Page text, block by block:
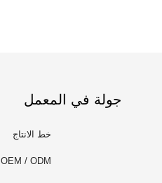
جولة في المعمل
خط الانتاج
OEM / ODM